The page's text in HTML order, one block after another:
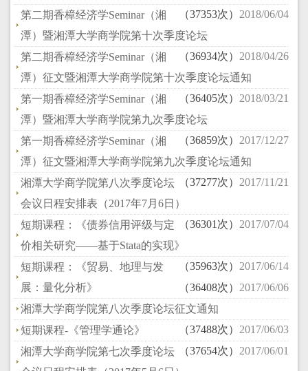
（37353次） 2018/06/04
第二期香樟经济学Seminar（湘
潭）暨湘潭大学商学院第十次季度论坛
（36934次） 2018/04/26
第二期香樟经济学Seminar（湘
潭）征文暨湘潭大学商学院第十次季度论坛通知
（36405次） 2018/03/21
第一期香樟经济学Seminar（湘
潭）暨湘潭大学商学院第九次季度论坛
（36859次） 2017/12/27
第一期香樟经济学Seminar（湘
潭）征文暨湘潭大学商学院第九次季度论坛通知
（37277次） 2017/11/21
湘潭大学商学院第八次季度论坛
会议日程安排表（2017年7月6日）
（36301次） 2017/07/04
短期课程：《债券信用评级与定
价相关研究——基于Stata的实现》
（35963次） 2017/06/14
短期课程：《贸易、地理与发
展：量化分析》
（36408次） 2017/06/06
湘潭大学商学院第八次季度论坛征文通知
（37488次） 2017/06/03
短期课程-《管理学通论》
（37654次） 2017/06/01
湘潭大学商学院第七次季度论坛